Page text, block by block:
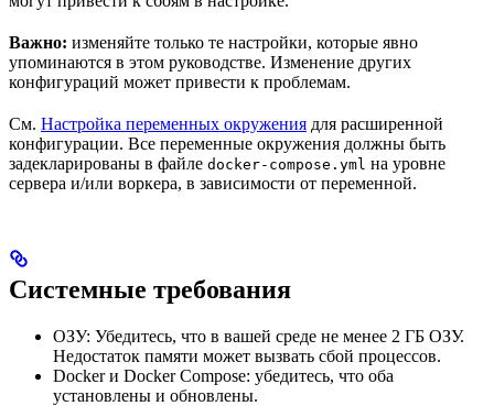
Важно: изменяйте только те настройки, которые явно
упоминаются в этом руководстве. Изменение других
конфигураций может привести к проблемам.
См. Настройка переменных окружения для расширенной
конфигурации. Все переменные окружения должны быть
задекларированы в файле docker-compose.yml на уровне
сервера и/или воркера, в зависимости от переменной.
Системные требования
ОЗУ: Убедитесь, что в вашей среде не менее 2 ГБ ОЗУ.
Недостаток памяти может вызвать сбой процессов.
Docker и Docker Compose: убедитесь, что оба
установлены и обновлены.